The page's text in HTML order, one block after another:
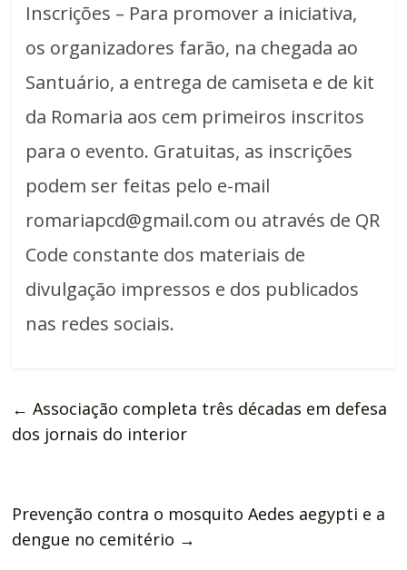
Inscrições – Para promover a iniciativa,
os organizadores farão, na chegada ao
Santuário, a entrega de camiseta e de kit
da Romaria aos cem primeiros inscritos
para o evento. Gratuitas, as inscrições
podem ser feitas pelo e-mail
romariapcd@gmail.com ou através de QR
Code constante dos materiais de
divulgação impressos e dos publicados
nas redes sociais.
← Associação completa três décadas em defesa
dos jornais do interior
Prevenção contra o mosquito Aedes aegypti e a
dengue no cemitério →